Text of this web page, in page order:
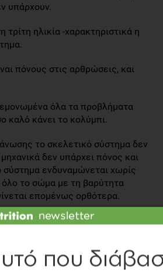
υπάρχουν.
ηλικία -χαρακτηριστικά η
πόνους στις αρθρώσεις, και
όλα τα προβλήματα
καλό κάνει το κολύμπι.
το σκελετικό σύστημα δεν
δεν υπάρχει πόνος και
ενδυναμώνεται χωρίς
όλο το σώμα με τη βαρύτητα
επομένως ορθότερα.
πίεση- σε έρευνες έχει
όταν αυτή γίνεται
ηλικία. Οι λόγοι είναι